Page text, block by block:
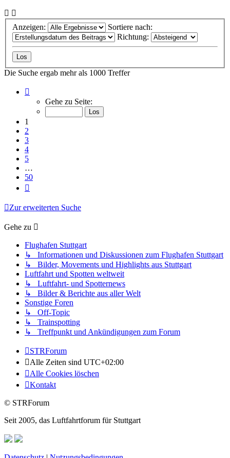
Anzeigen:
Sortiere nach:
Richtung:
Die Suche ergab mehr als 1000 Treffer
von
Gehe zu Seite:
1
2
3
4
5
…
50
Zur erweiterten Suche
Gehe zu
Flughafen Stuttgart
↳ Informationen und Diskussionen zum Flughafen Stuttgart
↳ Bilder, Movements und Highlights aus Stuttgart
Luftfahrt und Spotten weltweit
↳ Luftfahrt- und Spotternews
↳ Bilder & Berichte aus aller Welt
Sonstige Foren
↳ Off-Topic
↳ Trainspotting
↳ Treffpunkt und Ankündigungen zum Forum
STRForum
Alle Zeiten sind UTC+02:00
Alle Cookies löschen
Kontakt
© STRForum
Seit 2005, das Luftfahrtforum für Stuttgart